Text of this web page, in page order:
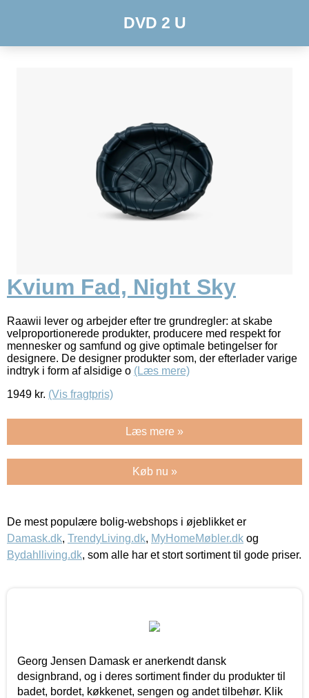
DVD 2 U
Kvium Fad, Night Sky
Raawii lever og arbejder efter tre grundregler: at skabe
velproportionerede produkter, producere med respekt for
mennesker og samfund og give optimale betingelser for
designere. De designer produkter som, der efterlader varige
indtryk i form af alsidige o (Læs mere)
1949 kr. (Vis fragtpris)
Læs mere »
Køb nu »
De mest populære bolig-webshops i øjeblikket er
Damask.dk, TrendyLiving.dk, MyHomeMøbler.dk og
Bydahlliving.dk, som alle har et stort sortiment til gode priser.
Georg Jensen Damask er anerkendt dansk
designbrand, og i deres sortiment finder du produkter til
badet, bordet, køkkenet, sengen og andet tilbehør. Klik